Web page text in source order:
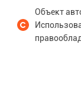
Объект